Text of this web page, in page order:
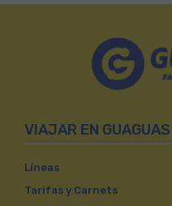
VIAJAR EN GUAGUAS
Líneas
Tarifas y Carnets